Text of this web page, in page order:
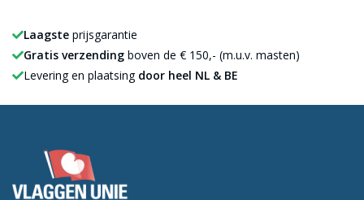
Laagste prijsgarantie
Gratis verzending boven de € 150,- (m.u.v. masten)
Levering en plaatsing door heel NL & BE